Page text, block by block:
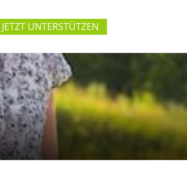
JETZT UNTERSTÜTZEN